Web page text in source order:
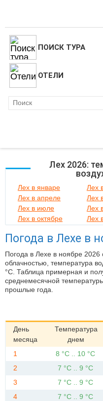
ПОИСК ТУРА
ОТЕЛИ
Лех 2026:
Лех в январе Лех
Лех в апреле
Лех
Лех в июле
Лех
Лех в октябре
Лех
Погода в Лехе в
Погода в Лехе в ноябре
облачностью, температура
°C. Таблица примерная и
среднемесячной
прошлые года.
День
месяца
Температура
днем
1 8 °C .. 10 °C
2
7 °C .. 9 °C
3
7 °C .. 9 °C
4
7 °C .. 9 °C